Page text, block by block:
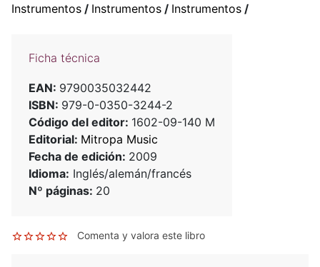
Instrumentos / Instrumentos / Instrumentos /
Ficha técnica
EAN: 9790035032442
ISBN: 979-0-0350-3244-2
Código del editor: 1602-09-140 M
Editorial: Mitropa Music
Fecha de edición: 2009
Idioma: Inglés/alemán/francés
Nº páginas: 20
Comenta y valora este libro